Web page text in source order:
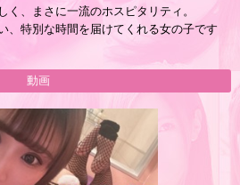
く、まさに一流のホスピタリティ。
、特別な時間を届けてくれる女の子です
動画